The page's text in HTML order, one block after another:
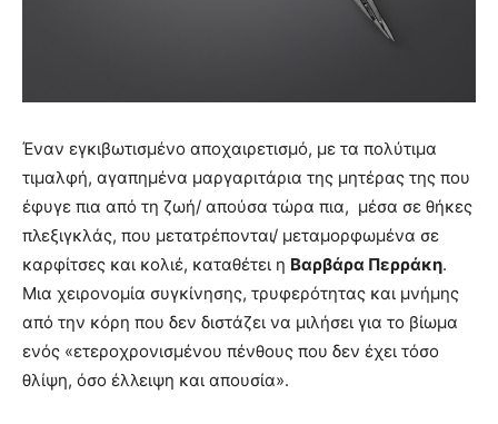
Έναν εγκιβωτισμένο αποχαιρετισμό, με τα πολύτιμα
τιμαλφή, αγαπημένα μαργαριτάρια της μητέρας της που
έφυγε πια από τη ζωή/ απούσα τώρα πια, μέσα σε θήκες
πλεξιγκλάς, που μετατρέπονται/ μεταμορφωμένα σε
καρφίτσες και κολιέ, καταθέτει η Βαρβάρα Περράκη.
Μια χειρονομία συγκίνησης, τρυφερότητας και μνήμης
από την κόρη που δεν διστάζει να μιλήσει για το βίωμα
ενός «ετεροχρονισμένου πένθους που δεν έχει τόσο
θλίψη, όσο έλλειψη και απουσία».